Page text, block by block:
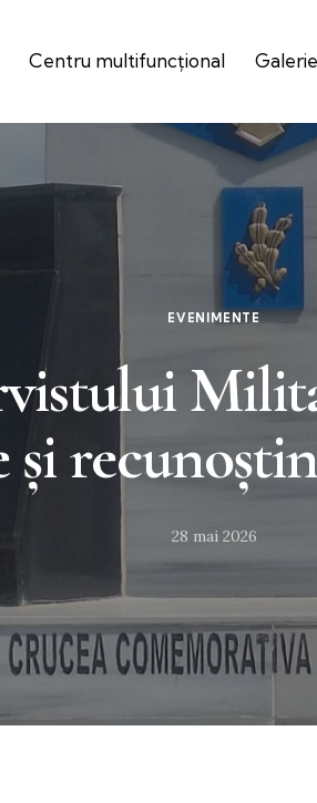
Centru multifuncțional
EVENIMENTE
și
28 mai 2026